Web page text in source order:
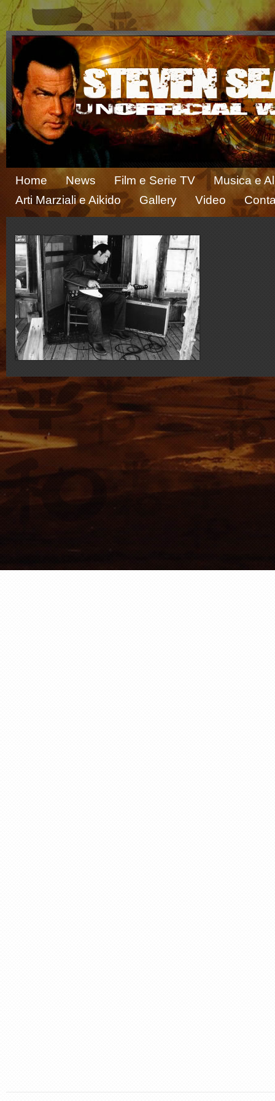
Home News Film e Serie TV
Musica e
Arti Marziali e Aikido
Gallery Video